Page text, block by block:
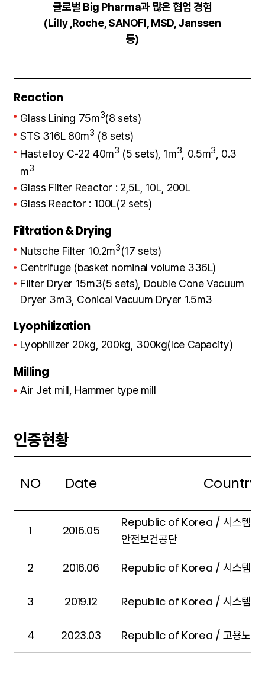
글로벌 Big Pharma과 많은 협업 경험
(Lilly ,Roche, SANOFI, MSD, Janssen
등)
Reaction
Glass Lining 75m3(8 sets)
STS 316L 80m3 (8 sets)
Hastelloy C-22 40m3 (5 sets), 1m3, 0.5m3, 0.3
m3
Glass Filter Reactor : 2,5L, 10L, 200L
Glass Reactor : 100L(2 sets)
Filtration & Drying
Nutsche Filter 10.2m3(17 sets)
Centrifuge (basket nominal volume 336L)
Filter Dryer 15m3(5 sets), Double Cone Vacuum
Dryer 3m3, Conical Vacuum Dryer 1.5m3
Lyophilization
Lyophilizer 20kg, 200kg, 300kg(Ice Capacity)
Milling
Air Jet mill, Hammer type mill
인증현황
NO Date Country
1 2016.05
Republic of Korea / 시스템코
안전보건공단
2
2016.06 Republic of Korea / 시스템코
3 2019.12 Republic of Korea / 시스템코
4 2023.03 Republic of Korea / 고용노동